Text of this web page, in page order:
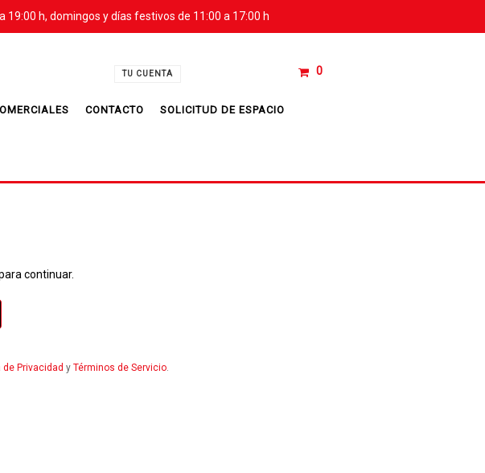
19:00 h, domingos y días festivos de 11:00 a 17:00 h
0
TU CUENTA
CONTACTO SOLICITUD DE ESPACIO
continuar.
Privacidad y Términos de Servicio